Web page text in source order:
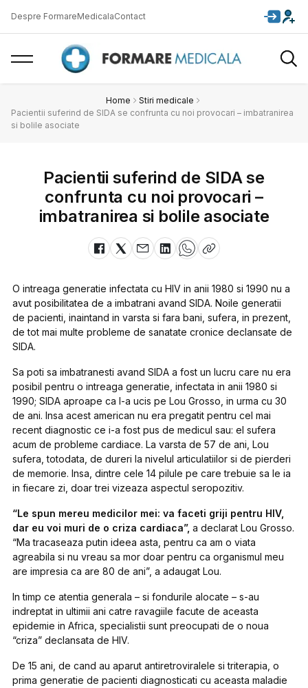
Despre FormareMedicalaContact
Home
Stiri medicale
Pacientii suferind de SIDA se confrunta cu noi provocari – imbatranirea
si bolile asociate
Pacientii suferind de SIDA se
confrunta cu noi provocari –
imbatranirea si bolile asociate
O intreaga generatie infectata cu HIV in anii 1980 si 1990 nu a
avut posibilitatea de a imbatrani avand SIDA. Noile generatii
de pacienti, inaintand in varsta si fara bani, sufera, in prezent,
de tot mai multe probleme de sanatate cronice declansate de
SIDA.
Sa poti sa imbatranesti avand SIDA a fost un lucru care nu era
posibil pentru o intreaga generatie, infectata in anii 1980 si
1990; SIDA aproape ca l-a ucis pe Lou Grosso, in urma cu 30
de ani. Insa acest american nu era pregatit pentru cel mai
recent diagnostic ce i-a fost pus de medicul sau: el sufera
acum de probleme cardiace. La varsta de 57 de ani, Lou
sufera, totodata, de dureri la nivelul articulatiilor si de pierderi
de memorie. Insa, dintre cele 14 pilule pe care trebuie sa le ia
in fiecare zi, doar trei vizeaza aspectul seropozitiv.
“Le spun mereu medicilor mei: va faceti griji pentru HIV,
dar eu voi muri de o criza cardiaca”, a declarat Lou Grosso.
“Ma tracaseaza putin ideea asta, pentru ca am o viata
agreabila si nu vreau sa mor doar pentru ca organismul meu
are impresia ca are 80 de ani”, a adaugat Lou.
In timp ce atentia generala – si fondurile alocate – s-au
indreptat in ultimii ani catre ravagiile facute de aceasta
epidemie in Africa, specialistii sunt preocupati de o noua
“criza” declansata de HIV.
De 15 ani, de cand au aparut antiretroviralele si triterapia, o
prima generatie de pacienti diagnosticati cu aceasta maladie